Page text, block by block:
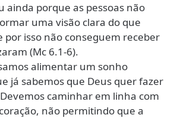
ainda porque as pessoas não
uma visão clara do que
por isso não conseguem receber
(Mc 6.1-6).
alimentar um sonho
já sabemos que Deus quer fazer
caminhar em linha com
não permitindo que a